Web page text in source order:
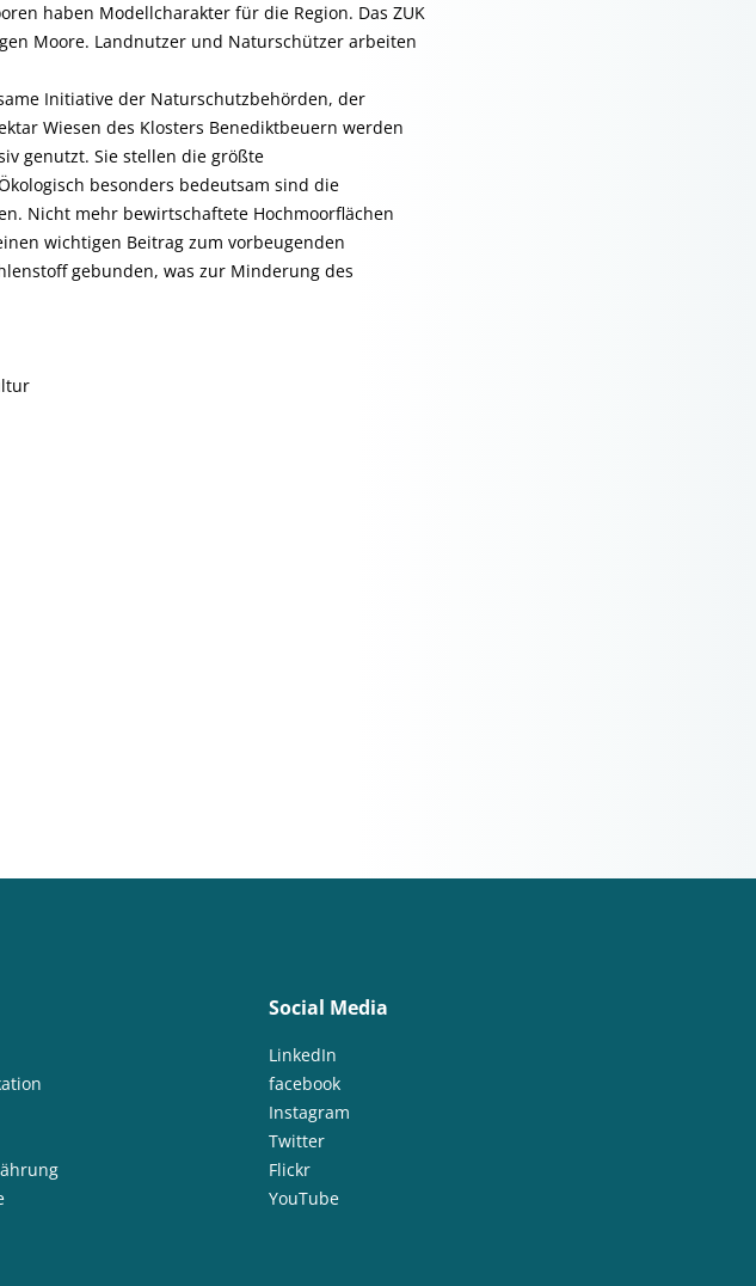
haben Modellcharakter für die Region. Das ZUK
Moore. Landnutzer und Naturschützer arbeiten
Initiative der Naturschutzbehörden, der
Wiesen des Klosters Benediktbeuern werden
genutzt. Sie stellen die größte
besonders bedeutsam sind die
Nicht mehr bewirtschaftete Hochmoorflächen
wichtigen Beitrag zum vorbeugenden
gebunden, was zur Minderung des
Social Media
LinkedIn
facebook
Instagram
Twitter
Flickr
YouTube